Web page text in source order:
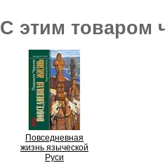
С этим товаром
Повседневная
жизнь языческой
Руси